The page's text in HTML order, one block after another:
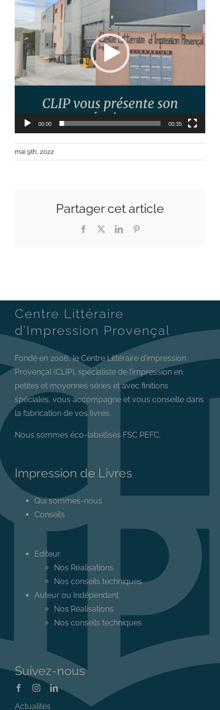
00:00 00:35
mai 9th, 2022
Partager cet article
Facebook LinkedIn
Centre Littéraire
d’Impression Provençal
Fondé en 2006, le Centre Littéraire d’impression
Provençal (CLIP), spécialiste de l’impression en
petites et moyennes séries et avec finitions
spéciales, vous accompagne et vous conseille dans
la fabrication de vos livres.
Nous sommes éco-labellisés FSC PEFC.
Impression de Livres
Qui sommes-nous
Conseils
Editeur
Nos Réalisations
Nos conseils techniques
Auteur ou Indépendant
Nos Réalisations
Nos conseils techniques
Suivez-nous
Actualités